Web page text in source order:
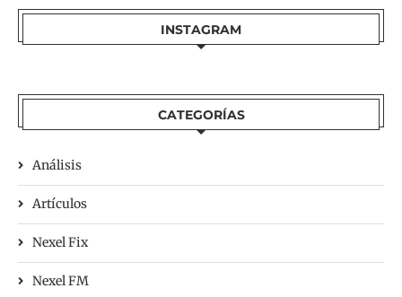
INSTAGRAM
CATEGORÍAS
Análisis
Artículos
Nexel Fix
Nexel FM